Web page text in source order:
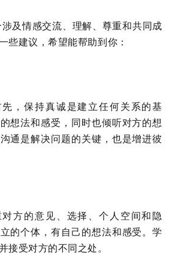
及情感交流、理解、尊重和共同成
些建议，希望能帮助到你：
先，保持真诚是建立任何关系的基
想法和感受，同时也倾听对方的想
通是解决问题的关键，也是增进彼
对方的意见、选择、个人空间和隐
的个体，有自己的想法和感受。学
接受对方的不同之处。